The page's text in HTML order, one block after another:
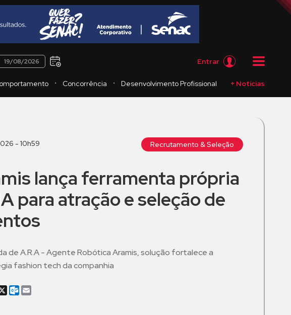
19/08/2026 Entrar
・ Concorrência ・ Desenvolvimento Profissional + Notícias
- 10h59 Recrutamento & Seleção
lança ferramenta própria
para atração e seleção de
de A.R.A - Agente Robótica Aramis, solução fortalece a
fashion tech da companhia
X Outlook.com
Email